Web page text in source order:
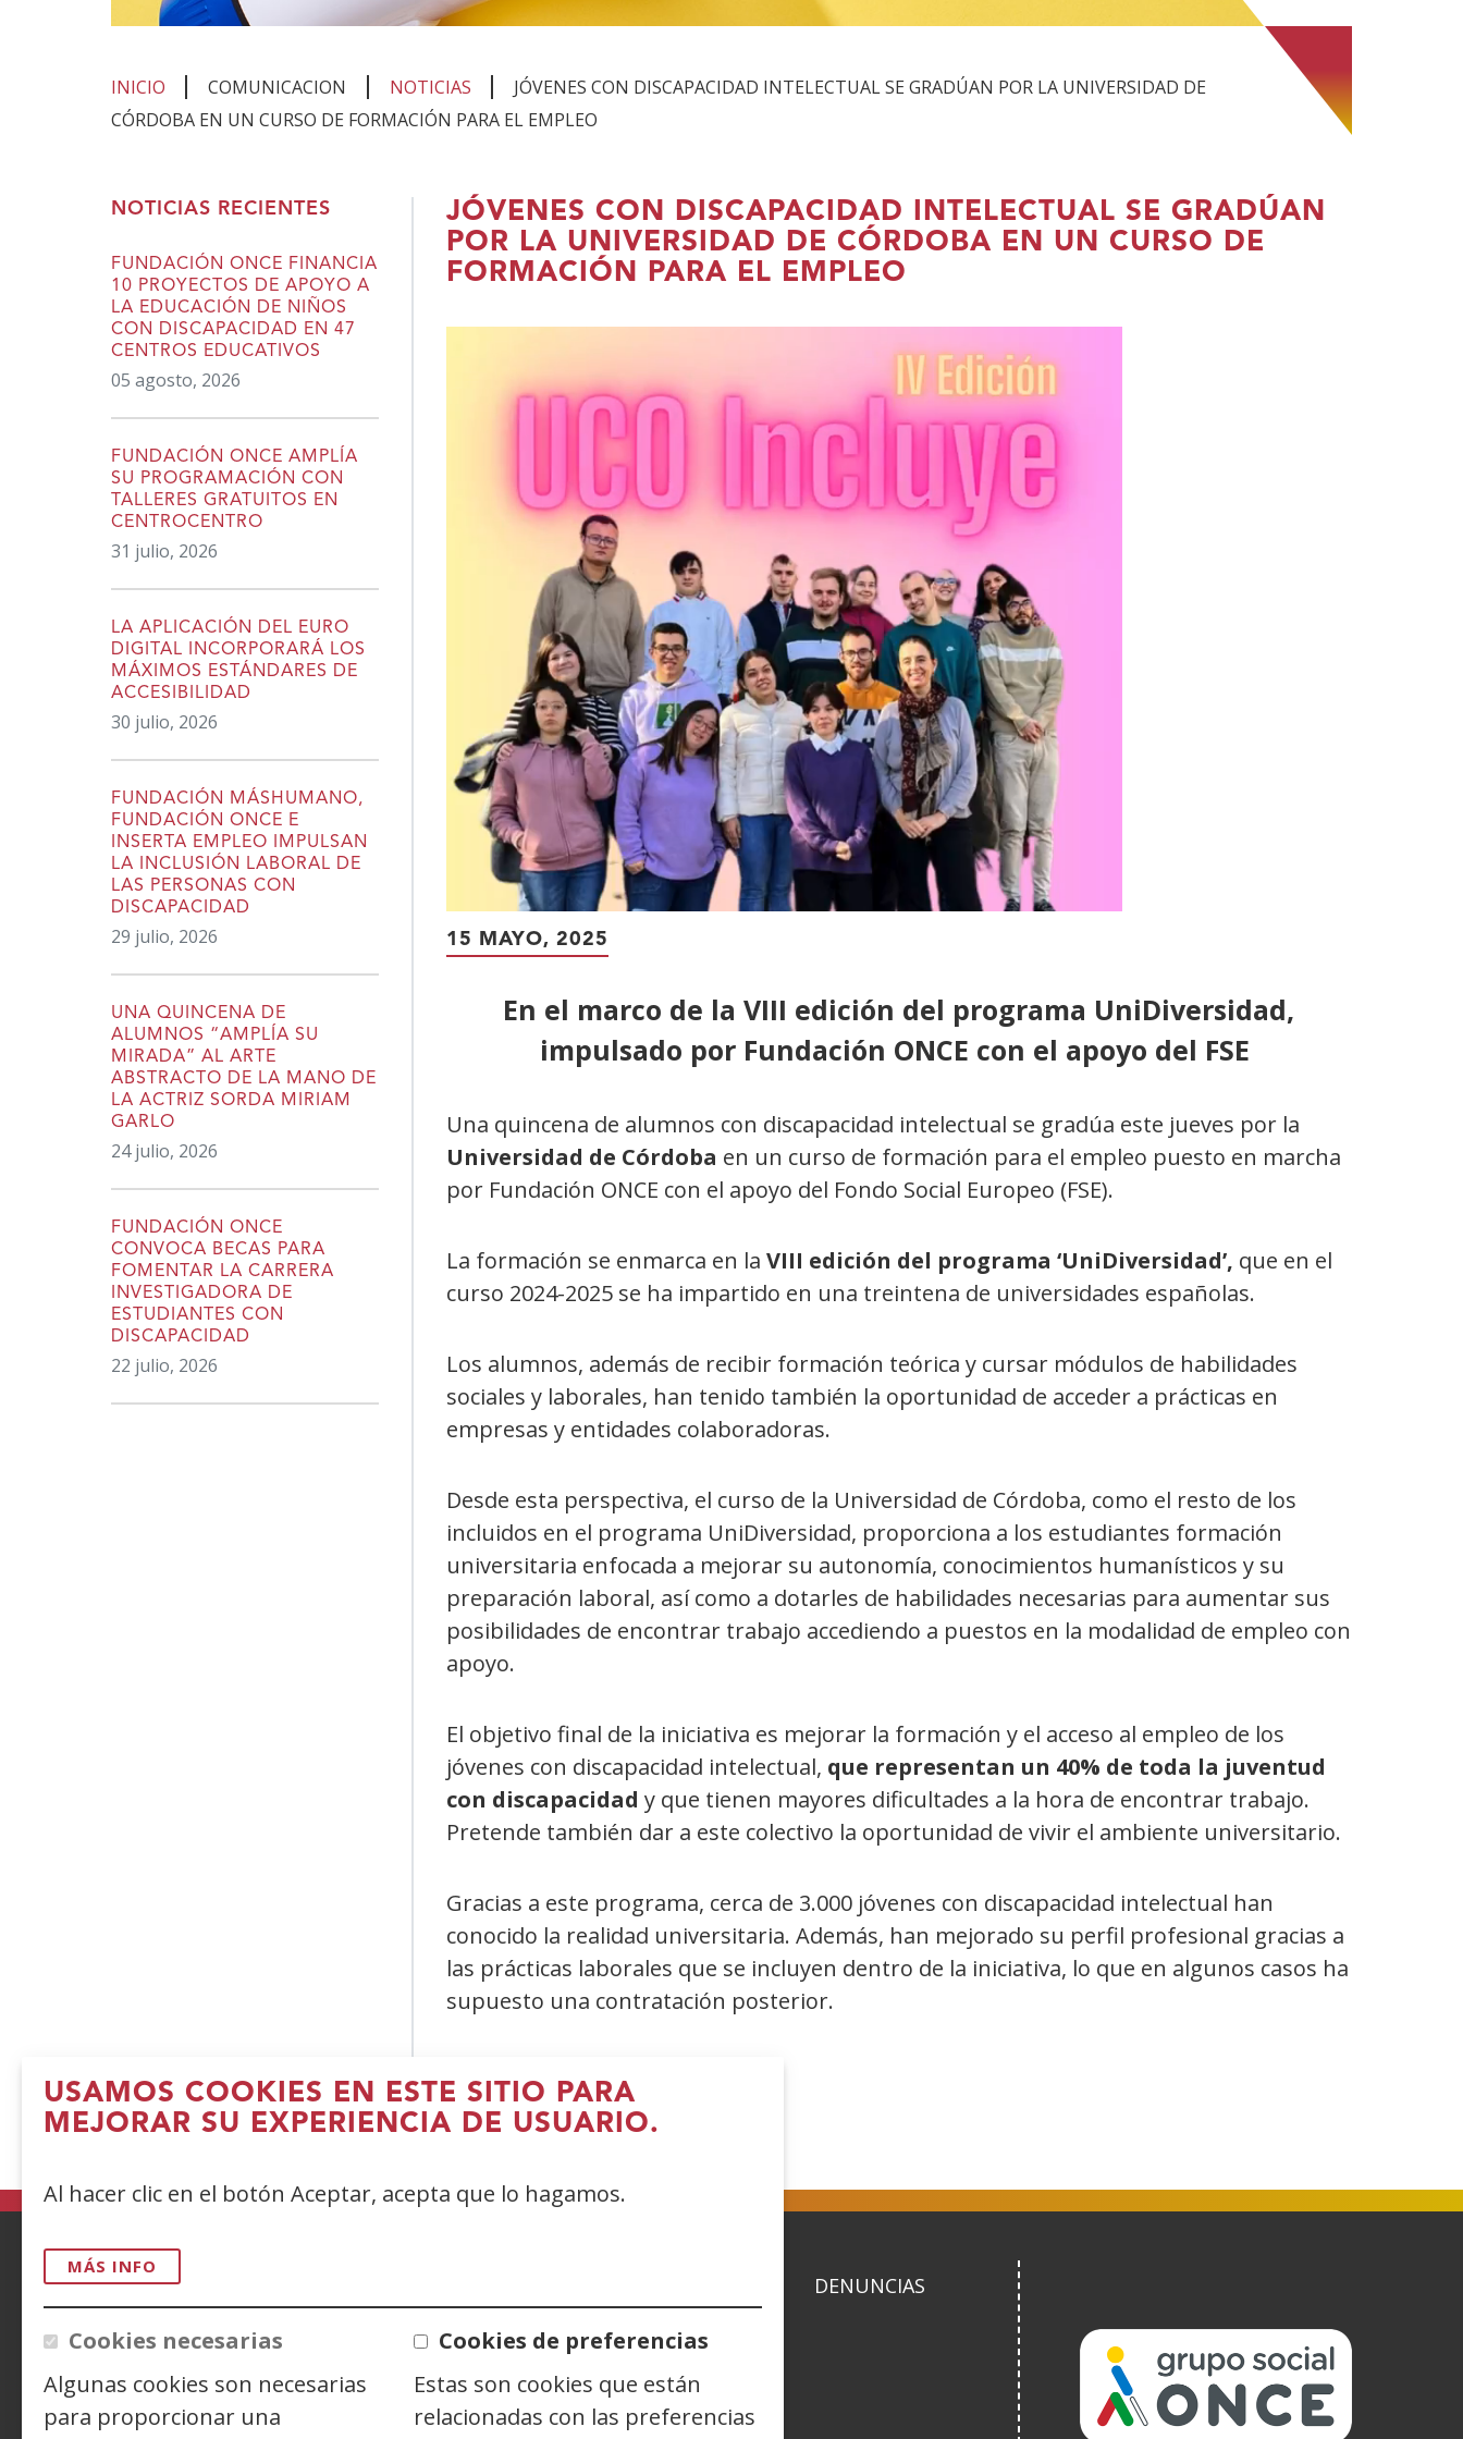
USAMOS COOKIES EN ESTE SITIO PARA
MEJORAR SU EXPERIENCIA DE USUARIO.
Al hacer clic en el botón Aceptar, acepta que lo hagamos.
MÁS INFO
Cookies necesarias
Algunas cookies son necesarias
para proporcionar una
Cookies de preferencias
Estas son cookies que están
relacionadas con las preferencias
INICIO COMUNICACION NOTICIAS
JÓVENES CON DISCAPACIDAD INTELECTUAL SE GRADÚAN POR LA UNIVERSIDAD DE
CÓRDOBA EN UN CURSO DE FORMACIÓN PARA EL EMPLEO
JÓVENES CON DISCAPACIDAD INTELECTUAL SE GRADÚAN
POR LA UNIVERSIDAD DE CÓRDOBA EN UN CURSO DE
FORMACIÓN PARA EL EMPLEO
15 MAYO, 2025
En el marco de la VIII edición del programa UniDiversidad,
impulsado por Fundación ONCE con el apoyo del FSE
Una quincena de alumnos con discapacidad intelectual se gradúa este jueves por la
Universidad de Córdoba en un curso de formación para el empleo puesto en marcha
por Fundación ONCE con el apoyo del Fondo Social Europeo (FSE).
La formación se enmarca en la VIII edición del programa ‘UniDiversidad’, que en el
curso 2024-2025 se ha impartido en una treintena de universidades españolas.
Los alumnos, además de recibir formación teórica y cursar módulos de habilidades
sociales y laborales, han tenido también la oportunidad de acceder a prácticas en
empresas y entidades colaboradoras.
Desde esta perspectiva, el curso de la Universidad de Córdoba, como el resto de los
incluidos en el programa UniDiversidad, proporciona a los estudiantes formación
universitaria enfocada a mejorar su autonomía, conocimientos humanísticos y su
preparación laboral, así como a dotarles de habilidades necesarias para aumentar sus
posibilidades de encontrar trabajo accediendo a puestos en la modalidad de empleo con
apoyo.
El objetivo final de la iniciativa es mejorar la formación y el acceso al empleo de los
jóvenes con discapacidad intelectual, que representan un 40% de toda la juventud
con discapacidad y que tienen mayores dificultades a la hora de encontrar trabajo.
Pretende también dar a este colectivo la oportunidad de vivir el ambiente universitario.
Gracias a este programa, cerca de 3.000 jóvenes con discapacidad intelectual han
conocido la realidad universitaria. Además, han mejorado su perfil profesional gracias a
las prácticas laborales que se incluyen dentro de la iniciativa, lo que en algunos casos ha
supuesto una contratación posterior.
nueva
en
nueva
NOTICIAS RECIENTES
FUNDACIÓN ONCE FINANCIA
10 PROYECTOS DE APOYO A
LA EDUCACIÓN DE NIÑOS
CON DISCAPACIDAD EN 47
CENTROS EDUCATIVOS
05 agosto, 2026
FUNDACIÓN ONCE AMPLÍA
SU PROGRAMACIÓN CON
TALLERES GRATUITOS EN
CENTROCENTRO
31 julio, 2026
LA APLICACIÓN DEL EURO
DIGITAL INCORPORARÁ LOS
MÁXIMOS ESTÁNDARES DE
ACCESIBILIDAD
30 julio, 2026
FUNDACIÓN MÁSHUMANO,
FUNDACIÓN ONCE E
INSERTA EMPLEO IMPULSAN
LA INCLUSIÓN LABORAL DE
LAS PERSONAS CON
DISCAPACIDAD
29 julio, 2026
UNA QUINCENA DE
ALUMNOS “AMPLÍA SU
MIRADA” AL ARTE
ABSTRACTO DE LA MANO DE
LA ACTRIZ SORDA MIRIAM
GARLO
24 julio, 2026
FUNDACIÓN ONCE
CONVOCA BECAS PARA
FOMENTAR LA CARRERA
INVESTIGADORA DE
ESTUDIANTES CON
DISCAPACIDAD
22 julio, 2026
ACCESIBILIDAD DENUNCIAS
CONTACTO
Siguenos en: Twitter
(AbreLinkedIn
(Abre Instagram
(Abre Blog
(Abre Telegram
(AbreTikTok
(Abre